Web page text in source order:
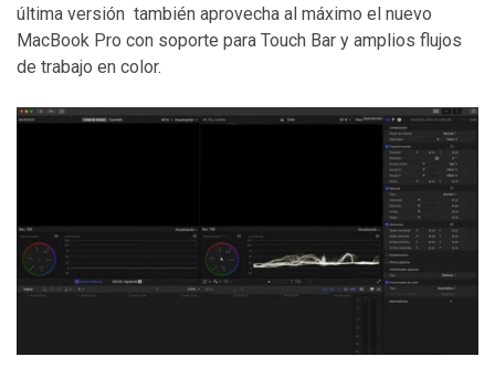
última versión también aprovecha al máximo el nuevo
MacBook Pro con soporte para Touch Bar y amplios flujos
de trabajo en color.